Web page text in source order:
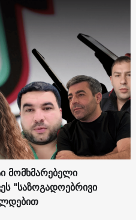
მომხმარებელი
"საზოგადოებრივი